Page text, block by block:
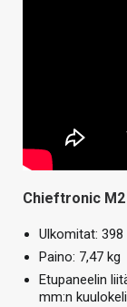
Chieftronic
Ulkomitat:
Paino: 7,47 kg
Etupaneelin
mm:n